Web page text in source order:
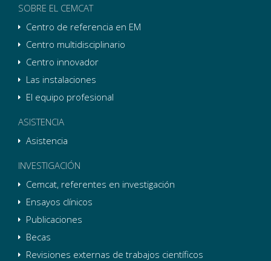
SOBRE EL CEMCAT
Centro de referencia en EM
Centro multidisciplinario
Centro innovador
Las instalaciones
El equipo profesional
ASISTENCIA
Asistencia
INVESTIGACIÓN
Cemcat, referentes en investigación
Ensayos clínicos
Publicaciones
Becas
Revisiones externas de trabajos científicos